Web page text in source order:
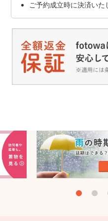
ご予約成立時に決済いた